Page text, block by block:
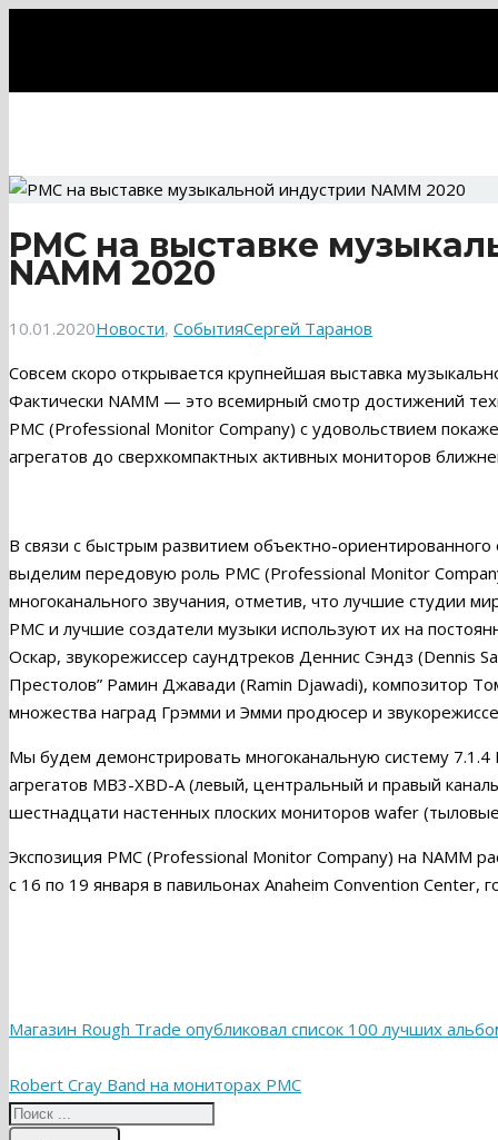
PMC на выставке
NAMM 2020
10.01.2020Новости, СобытияСергей Таранов
Совсем скоро открывается крупнейшая выставка
Фактически NAMM — это всемирный смотр достижений
PMC (Professional Monitor Company) с удовольствием
агрегатов до сверхкомпактных активных мониторов
В связи с быстрым развитием объектно-
выделим передовую роль PMC (Professional Monitor
многоканального звучания, отметив, что лучшие студии
PMC и лучшие создатели музыки используют их на
Оскар, звукорежиссер саундтреков Деннис Сэндз (Dennis
Престолов” Рамин Джавади (Ramin Djawadi), композитор
множества наград Грэмми и Эмми продюсер и
Мы будем демонстрировать многоканальную систему
агрегатов MB3-XBD-A (левый, центральный и правый
шестнадцати настенных плоских мониторов wafer
Экспозиция PMC (Professional Monitor Company) на NAMM
с 16 по 19 января в павильонах Anaheim Convention Center,
Магазин Rough Trade опубликовал список 100 лучших
Robert Cray Band на мониторах PMC